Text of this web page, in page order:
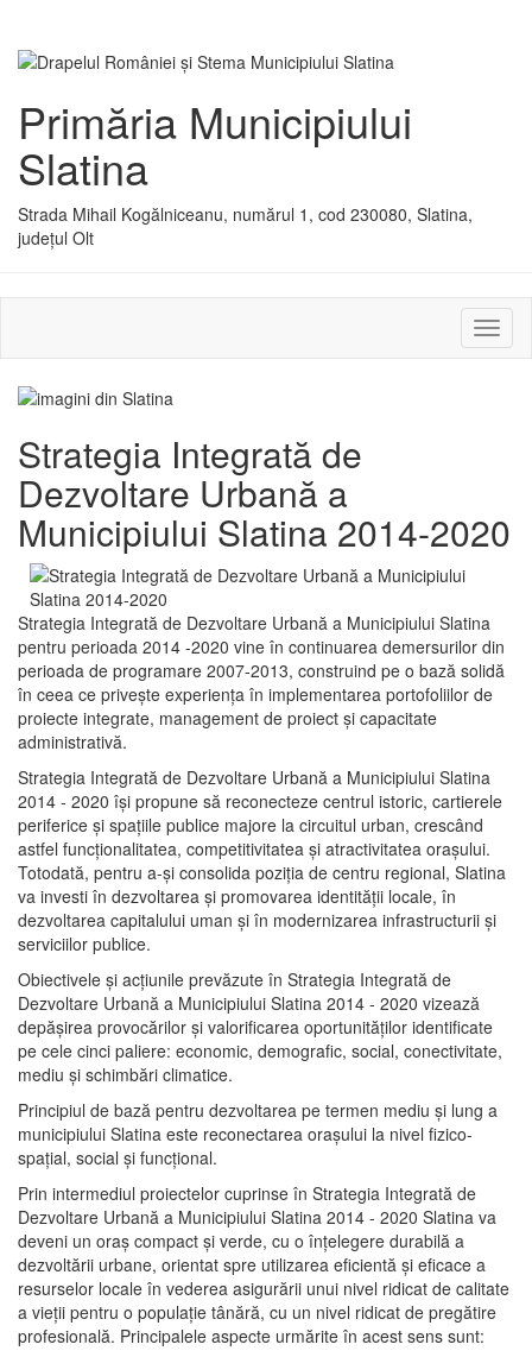
Primăria Municipiului
Slatina
Strada Mihail Kogălniceanu, numărul 1, cod 230080, Slatina,
județul Olt
sau
Strategia Integrată de
Dezvoltare Urbană a
Municipiului Slatina 2014-2020
Strategia Integrată de Dezvoltare Urbană a Municipiului Slatina
pentru perioada 2014 -2020 vine în continuarea demersurilor din
perioada de programare 2007-2013, construind pe o bază solidă
în ceea ce priveşte experienţa în implementarea portofoliilor de
proiecte integrate, management de proiect și capacitate
administrativă.
Strategia Integrată de Dezvoltare Urbană a Municipiului Slatina
2014 - 2020 își propune să reconecteze centrul istoric, cartierele
periferice şi spaţiile publice majore la circuitul urban, crescând
astfel funcţionalitatea, competitivitatea şi atractivitatea oraşului.
Totodată, pentru a-şi consolida poziţia de centru regional, Slatina
va investi în dezvoltarea şi promovarea identităţii locale, în
dezvoltarea capitalului uman şi în modernizarea infrastructurii şi
serviciilor publice.
Obiectivele şi acţiunile prevăzute în Strategia Integrată de
Dezvoltare Urbană a Municipiului Slatina 2014 - 2020 vizează
depășirea provocărilor şi valorificarea oportunităţilor identificate
pe cele cinci paliere: economic, demografic, social, conectivitate,
mediu şi schimbări climatice.
Principiul de bază pentru dezvoltarea pe termen mediu şi lung a
municipiului Slatina este reconectarea oraşului la nivel fizico-
spaţial, social şi funcţional.
Prin intermediul proiectelor cuprinse în Strategia Integrată de
Dezvoltare Urbană a Municipiului Slatina 2014 - 2020 Slatina va
deveni un oraş compact şi verde, cu o înţelegere durabilă a
dezvoltării urbane, orientat spre utilizarea eficientă şi eficace a
resurselor locale în vederea asigurării unui nivel ridicat de calitate
a vieţii pentru o populaţie tânără, cu un nivel ridicat de pregătire
profesională. Principalele aspecte urmărite în acest sens sunt: